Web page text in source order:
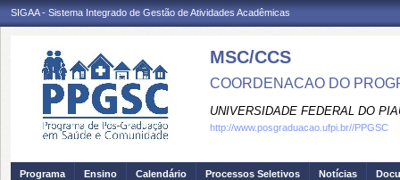
SIGAA - Sistema Integrado de Gestão de Atividades Acadêmicas
MSC/CCS
COORDENACAO DO
UNIVERSIDADE FEDERAL DO
http://www.posgraduacao.ufpi.br//PPGSC
Programa Ensino Calendário Processos Seletivos Notícias